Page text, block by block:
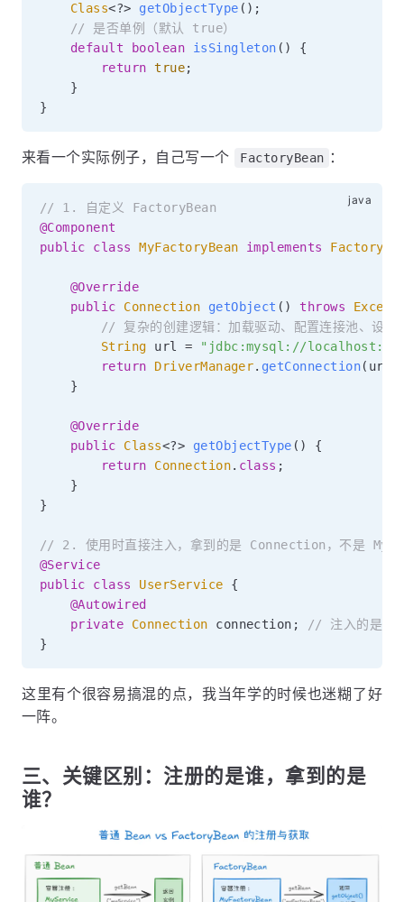
Class<?> getObjectType ( ) ;
// 是否单例（默认 true）
default
boolean isSingleton ( )
{
return true;
}
}
来看一个实际例子，自己写一个 FactoryBean ：
// 1. 自定义 FactoryBean
@Component
public
class MyFactoryBean implements
@Override
public
Connection getObject ( ) throws
// 复杂的创建逻辑：加载驱动、配置连接池、设
String url =
"jdbc:mysql://
return
DriverManager. getConnection( url
}
@Override
public
Class<?> getObjectType ( )
{
return
Connection. class ;
}
}
// 2. 使用时直接注入，拿到的是 Connection，不是
@Service
public
class UserService
{
@Autowired
private
Connection connection ;
// 注入的是
}
这里有个很容易搞混的点，我当年学的时候也迷糊了好
一阵。
三、关键区别：注册的是谁，拿到的是
谁？